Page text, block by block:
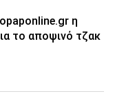
η
το αποψινό τζακ